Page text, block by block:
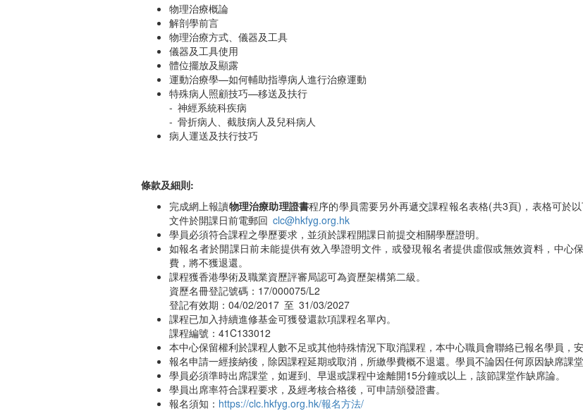
物理治療概論
解剖學前言
物理治療方式、儀器及工具
儀器及工具使用
體位擺放及顯露
運動治療學—如何輔助指導病人進行治療運動
特殊病人照顧技巧—移送及扶行
- 神經系統科疾病
- 骨折病人、截肢病人及兒科病人
病人運送及扶行技巧
條款及細則:
完成網上報讀物理治療助理證書程序的學員需要另外再遞交課程報名表格(共3頁)，表格可於
文件於開課日前電郵回 clc@hkfyg.org.hk
學員必須符合課程之學歷要求，並須於課程開課日前提交相關學歷證明。
如報名者於開課日前未能提供有效入學證明文件，或發現報名者提供虛假或無效資料，中心
費，將不獲退還。
課程獲香港學術及職業資歷評審局認可為資歷架構第二級。
資歷名冊登記號碼：17/000075/L2
登記有效期：04/02/2017 至 31/03/2027
課程已加入持續進修基金可獲發還款項課程名單內。
課程編號：41C133012
本中心保留權利於課程人數不足或其他特殊情況下取消課程，本中心職員會聯絡已報名學員，
報名申請一經接納後，除因課程延期或取消，所繳學費概不退還。學員不論因任何原因缺席課堂
學員必須準時出席課堂，如遲到、早退或課程中途離開15分鐘或以上，該節課堂作缺席論。
學員出席率符合課程要求，及經考核合格後，可申請頒發證書。
報名須知： https://clc.hkfyg.org.hk/報名方法/